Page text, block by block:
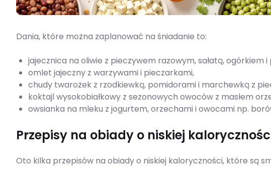
Dania, które można zaplanować na śniadanie to:
jajecznica na oliwie z pieczywem razowym, sałatą, ogórkiem
omlet jajeczny z warzywami i pieczarkami,
chudy twarożek z rzodkiewką, pomidorami i marchewką z
koktajl wysokobiałkowy z sezonowych owoców z masłem
owsianka na mleku z jogurtem, orzechami i owocami np.
Przepisy na obiady o niskiej
Oto kilka przepisów na obiady o niskiej kaloryczności, które są